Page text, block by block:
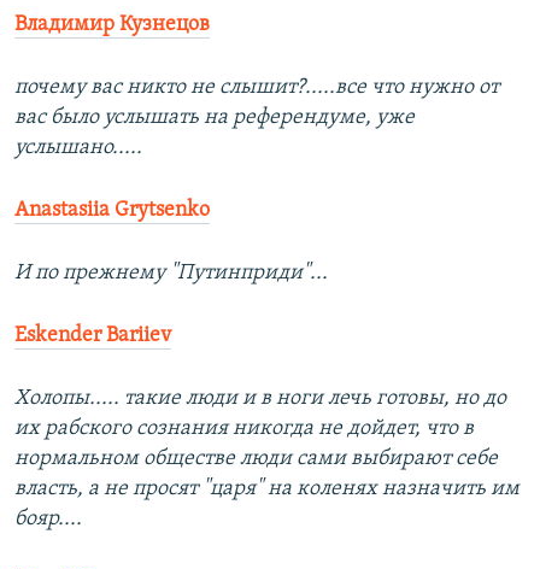
Владимир Кузнецов
почему вас никто не слышит?.....все что нужно от
вас было услышать на референдуме, уже
услышано.....
Anastasiia Grytsenko
И по прежнему "Путинприди"...
Eskender Bariiev
Холопы..... такие люди и в ноги лечь готовы, но до
их рабского сознания никогда не дойдет, что в
нормальном обществе люди сами выбирают себе
власть, а не просят "царя" на коленях назначить им
бояр....